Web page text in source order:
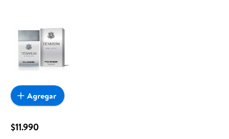
$11.990
Agregar